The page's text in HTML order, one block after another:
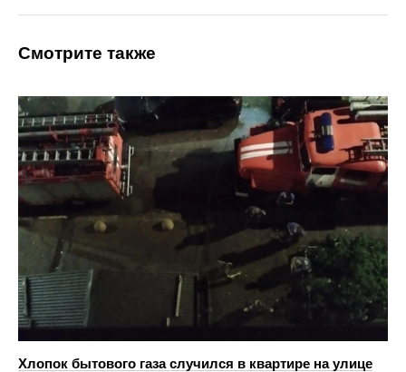
Смотрите также
Хлопок бытового газа случился в квартире на улице